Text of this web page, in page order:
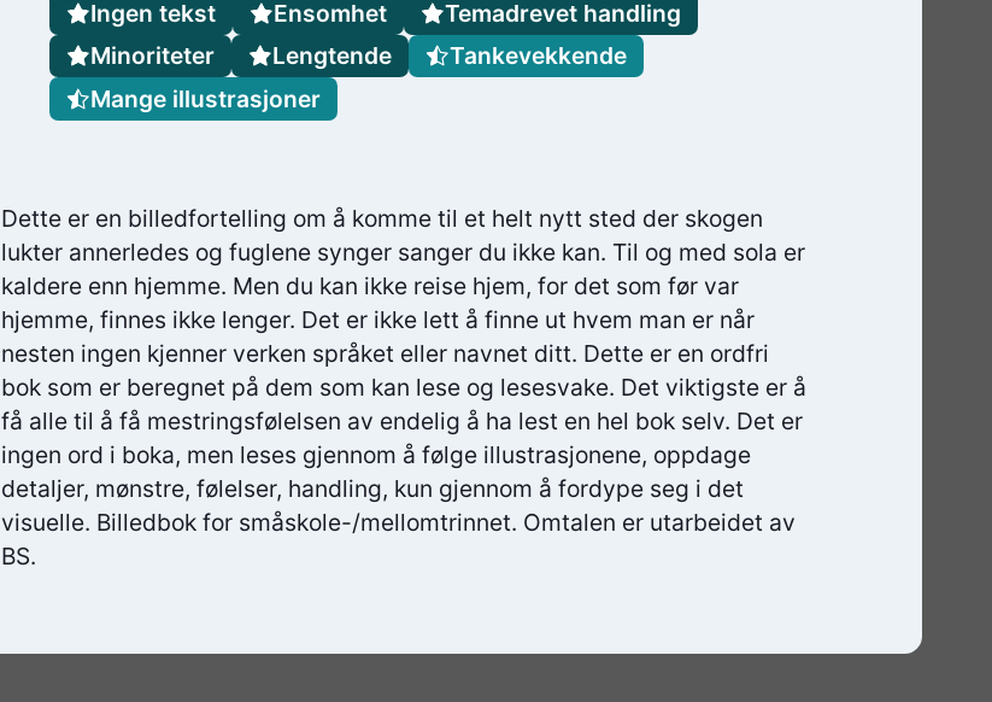
Dette er en billedfortelling om å komme til et helt nytt sted der skogen
lukter annerledes og fuglene synger sanger du ikke kan. Til og med sola er
kaldere enn hjemme. Men du kan ikke reise hjem, for det som før var
hjemme, finnes ikke lenger. Det er ikke lett å finne ut hvem man er når
nesten ingen kjenner verken språket eller navnet ditt. Dette er en ordfri
bok som er beregnet på dem som kan lese og lesesvake. Det viktigste er å
få alle til å få mestringsfølelsen av endelig å ha lest en hel bok selv. Det er
ingen ord i boka, men leses gjennom å følge illustrasjonene, oppdage
detaljer, mønstre, følelser, handling, kun gjennom å fordype seg i det
visuelle. Billedbok for småskole-/mellomtrinnet. Omtalen er utarbeidet av
BS.
Ingen tekst Ensomhet
Temadrevet handling
Minoriteter
Lengtende
Tankevekkende
Mange illustrasjoner